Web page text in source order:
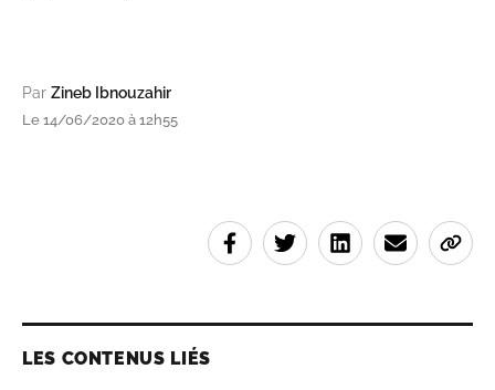
Par Zineb Ibnouzahir
Le 14/06/2020 à 12h55
LES CONTENUS LIÉS